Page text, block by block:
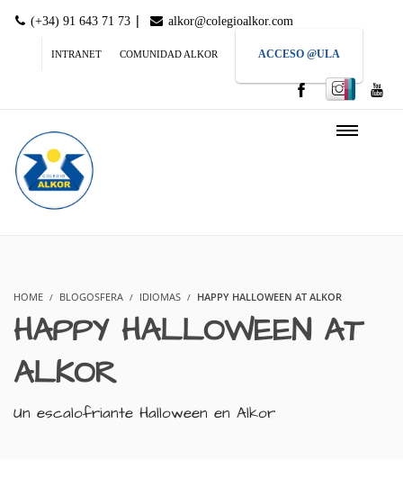
(+34) 91 643 71 73 | alkor@colegioalkor.com
INTRANET COMUNIDAD ALKOR ACCESO @ULA
HOME BLOGOSFERA IDIOMAS HAPPY HALLOWEEN AT ALKOR
HAPPY HALLOWEEN AT
ALKOR
Un escalofriante Halloween en Alkor